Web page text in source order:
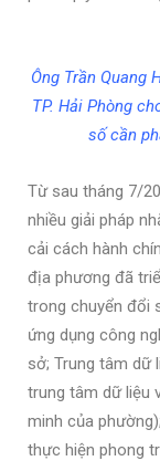
Ông Trần Quang
TP. Hải Phòng
số cần
Từ sau tháng 7/
nhiều giải pháp
cải cách hành
địa phương đã
trong chuyển đổi
ứng dụng công
sở; Trung tâm dữ
trung tâm dữ liệu
minh của
thực hiện phong